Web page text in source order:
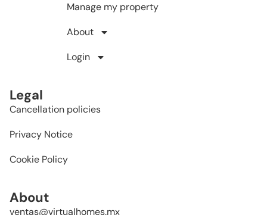
Manage my property
About
Login
Legal
Cancellation policies
Privacy Notice
Cookie Policy
About
ventas@virtualhomes.mx